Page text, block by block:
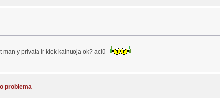
man y privata ir kiek kainuoja ok? aciū
problema